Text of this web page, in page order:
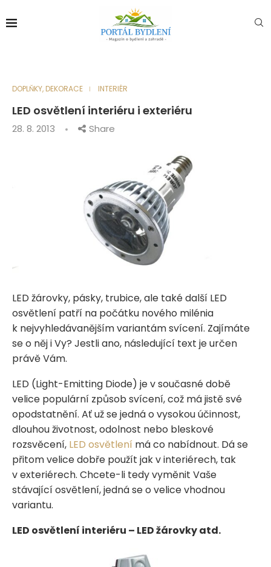
DOPLŇKY, DEKORACE INTERIÉR
LED osvětlení interiéru i exteriéru
28. 8. 2013 Share
LED žárovky, pásky, trubice, ale také další LED
osvětlení patří na počátku nového milénia
k nejvyhledávanějším variantám svícení. Zajímáte
se o něj i Vy? Jestli ano, následující text je určen
právě Vám.
LED (Light-Emitting Diode) je v současné době
velice populární způsob svícení, což má jistě své
opodstatnění. Ať už se jedná o vysokou účinnost,
dlouhou životnost, odolnost nebo bleskové
rozsvěcení, LED osvětlení má co nabídnout. Dá se
přitom velice dobře použít jak v interiérech, tak
v exteriérech. Chcete-li tedy vyměnit Vaše
stávající osvětlení, jedná se o velice vhodnou
variantu.
LED osvětlení interiéru – LED žárovky atd.